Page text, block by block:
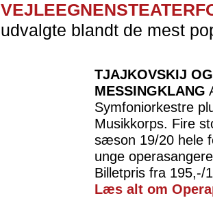
udvalgte blandt de mest
TJAJKOVSKIJ
MESSINGKLANG
Symfoniorkestre
Musikkorps. Fire
sæson 19/20 hele
unge
Billetpris fra 195,-/
Læs alt om